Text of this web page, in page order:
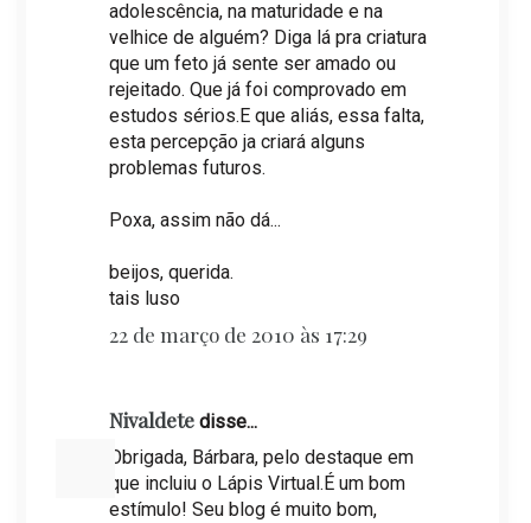
adolescência, na maturidade e na
velhice de alguém? Diga lá pra criatura
que um feto já sente ser amado ou
rejeitado. Que já foi comprovado em
estudos sérios.E que aliás, essa falta,
esta percepção ja criará alguns
problemas futuros.
Poxa, assim não dá...
beijos, querida.
tais luso
22 de março de 2010 às 17:29
Nivaldetedisse...
Obrigada, Bárbara, pelo destaque em
que incluiu o Lápis Virtual.É um bom
estímulo! Seu blog é muito bom,